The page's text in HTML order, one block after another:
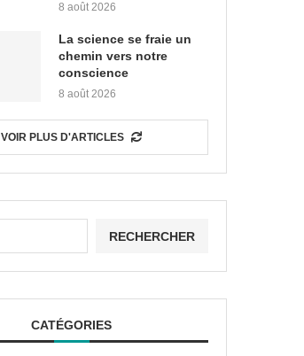
8 août 2026
La science se fraie un
chemin vers notre
conscience
8 août 2026
VOIR PLUS D'ARTICLES
RECHERCHER
CATÉGORIES